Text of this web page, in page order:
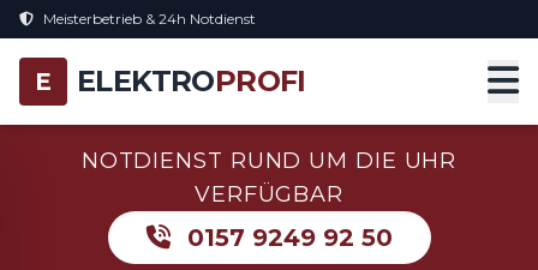
Meisterbetrieb & 24h Notdienst
E ELEKTROPROFI
NOTDIENST RUND UM DIE UHR
VERFÜGBAR
0157 9249 92 50